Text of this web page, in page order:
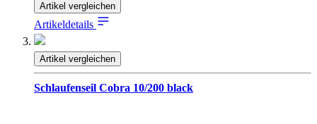
Artikel vergleichen
Artikeldetails
Artikel vergleichen
Schlaufenseil Cobra 10/200 black